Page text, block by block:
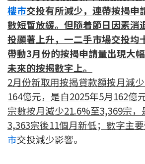
按揭全面睇
新聞/研究
公司動態
按市新聞
統計數據庫
按揭快趣智識
樓市交投有所減少，連帶按揭申
數短暫放緩。但隨着節日因素消
投顯著上升，一二手市場交投均
帶動3月份的按揭申請量出現大
未來的按揭數字上。
2月份新取用按揭貸款額按月減
164億元，是自2025年5月162億
宗數按月減少21.6%至3,369宗，
3,363宗後11個月新低；數字主
市交投減少影響。